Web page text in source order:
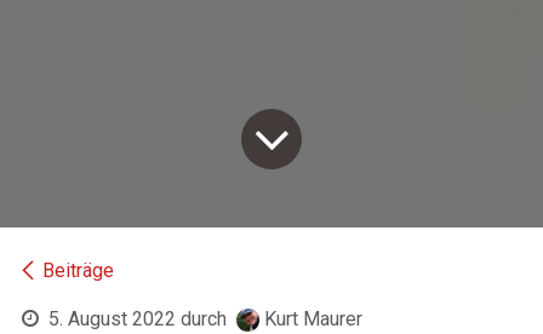
Beiträge
5. August 2022 durch Kurt Maurer